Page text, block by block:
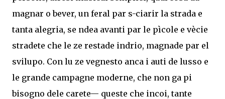
magnar o bever, un feral par s-ciarir la strada e
tanta alegria, se ndea avanti par le pìcole e vècie
stradete che le ze restade indrio, magnade par el
svilupo. Con lu ze vegnesto anca i auti de lusso e
le grande campagne moderne, che non ga pi
bisogno dele carete— queste che incoi, tante